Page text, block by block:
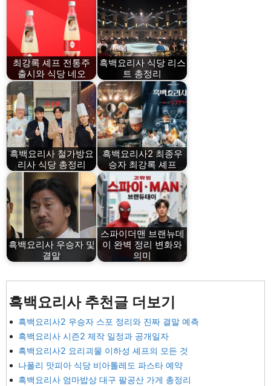
최강록 셰프 전통주
출시와 식당 네오
흑백요리사 식당 리스
트 총정리
흑백요리사 철가방요
리사 식당 총정리
흑백요리사2 최종우
승자 최강록 셰프
흑백요리사 우승자 및
결말
스파이더맨 브랜뉴데
이 완벽 정리 변화와
의미
흑백요리사 추천글 더보기
흑백요리사2 우승자 스포 정리와 진짜 결말 예측
흑백요리사 시즌2 제작 일정과 공개일자
흑백요리사2 요리괴물 이하성 셰프의 모든 것
나폴리 맛피아 식당 비아톨레도 파스타 예약
흑백요리사 엄마밥상 대구 팔공산 가게 총정리